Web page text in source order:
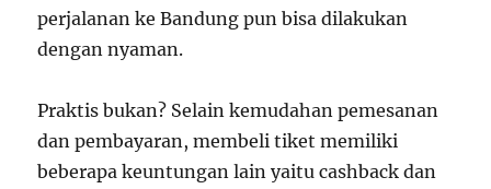
perjalanan ke Bandung pun bisa dilakukan
dengan nyaman.
Praktis bukan? Selain kemudahan pemesanan
dan pembayaran, membeli tiket memiliki
beberapa keuntungan lain yaitu cashback dan